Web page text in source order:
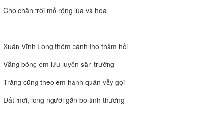
Cho chân trời mở rộng lúa và hoa
Xuân Vĩnh Long thêm cánh thơ thăm hỏi
Vắng bóng em lưu luyến sân trường
Trăng cũng theo em hành quân vẫy gọi
Đất mới, lòng người gắn bó tình thương